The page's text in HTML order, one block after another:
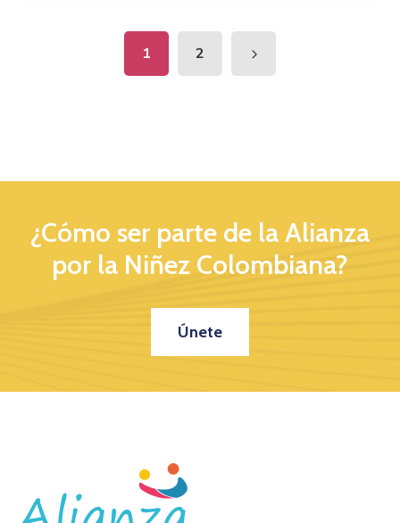
1 2
¿Cómo ser parte de la Alianza
por la Niñez Colombiana?
Únete